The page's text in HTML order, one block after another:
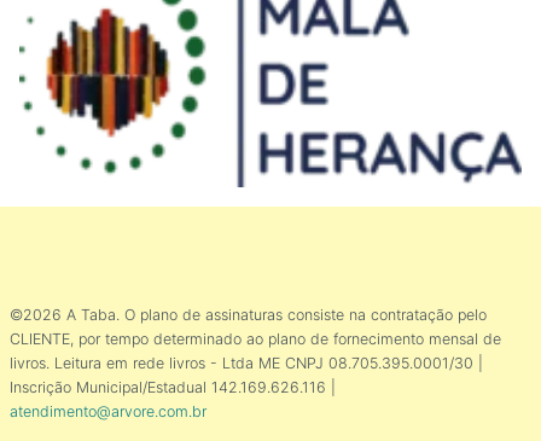
©2026 A Taba. O plano de assinaturas consiste na contratação pelo
CLIENTE, por tempo determinado ao plano de fornecimento mensal de
livros. Leitura em rede livros - Ltda ME CNPJ 08.705.395.0001/30 |
Inscrição Municipal/Estadual 142.169.626.116 |
atendimento@arvore.com.br